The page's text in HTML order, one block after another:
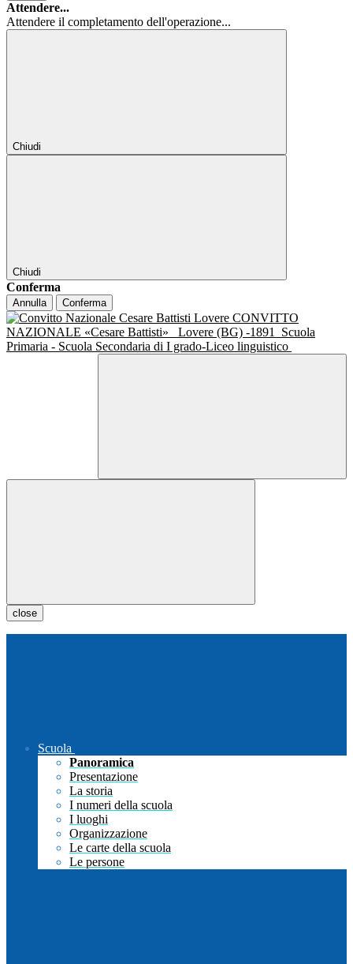
Attendere...
Attendere il completamento dell'operazione...
Chiudi
Chiudi
Conferma
Annulla Conferma
CONVITTO
NAZIONALE «Cesare Battisti»
Lovere (BG) -1891
Scuola
Primaria - Scuola Secondaria di I grado-Liceo linguistico
close
Scuola
Panoramica
Presentazione
La storia
I numeri della scuola
I luoghi
Organizzazione
Le carte della scuola
Le persone